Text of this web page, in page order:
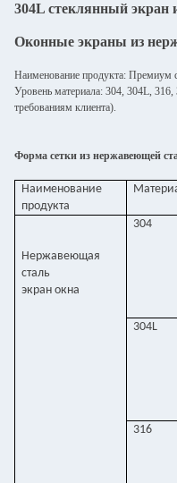
304L стеклянный экран
Оконные экраны из
Наименование продукта: Премиум
Уровень материала: 304, 304L,
требованиям клиента).
Форма сетки из нержавеющей
Наименование
продукта
Нержавеющая
сталь
экран окна
304
304L
316